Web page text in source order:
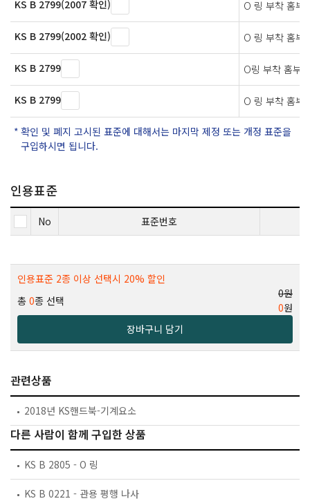
KS B 2799(2007 확인) O 링 부착 홈부
KS B 2799(2002 확인) O 링 부착 홈부
KS B 2799 O링 부착 홈부
KS B 2799 O 링 부착 홈부
확인 및 폐지 고시된 표준에 대해서는 마지막 제정 또는 개정 표준을
구입하시면 됩니다.
인용표준
No 표준번호
인용표준 2종 이상 선택시 20% 할인
총 0종 선택
0원
0원
장바구니 담기
관련상품
2018년 KS핸드북-기계요소
다른 사람이 함께 구입한 상품
KS B 2805 - O 링
KS B 0221 - 관용 평행 나사